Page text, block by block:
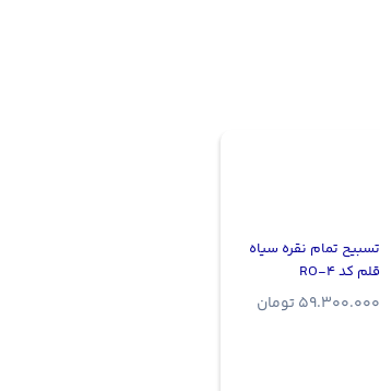
تسبیح تمام نقره سیاه
قلم کد RO-4
59.300.000تومان